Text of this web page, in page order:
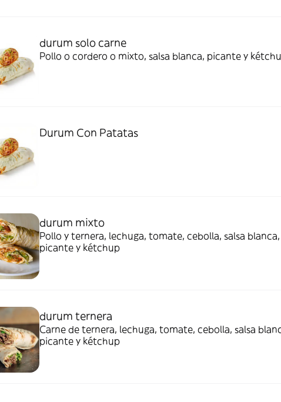
durum solo carne
Pollo o cordero o mixto, salsa blanca, picante y
Durum Con Patatas
durum mixto
Pollo y ternera, lechuga, tomate, cebolla, salsa blanca,
picante y kétchup
durum ternera
Carne de ternera, lechuga, tomate, cebolla, salsa
picante y kétchup